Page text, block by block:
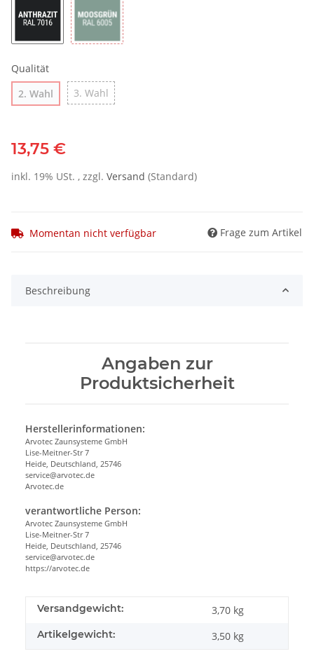
Qualität
2. Wahl
3. Wahl
13,75 €
inkl. 19% USt. , zzgl. Versand (Standard)
Momentan nicht verfügbar Frage zum Artikel
Beschreibung
Angaben zur
Produktsicherheit
Herstellerinformationen:
Arvotec Zaunsysteme GmbH
Lise-Meitner-Str 7
Heide, Deutschland, 25746
service@arvotec.de
Arvotec.de
verantwortliche Person:
Arvotec Zaunsysteme GmbH
Lise-Meitner-Str 7
Heide, Deutschland, 25746
service@arvotec.de
https://arvotec.de
Versandgewicht: 3,70 kg
Artikelgewicht: 3,50 kg